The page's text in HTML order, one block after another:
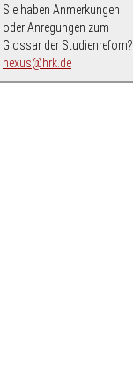
Sie haben Anmerkungen
oder Anregungen zum
Glossar der Studienrefom?
nexus
nospam-
hrk.de